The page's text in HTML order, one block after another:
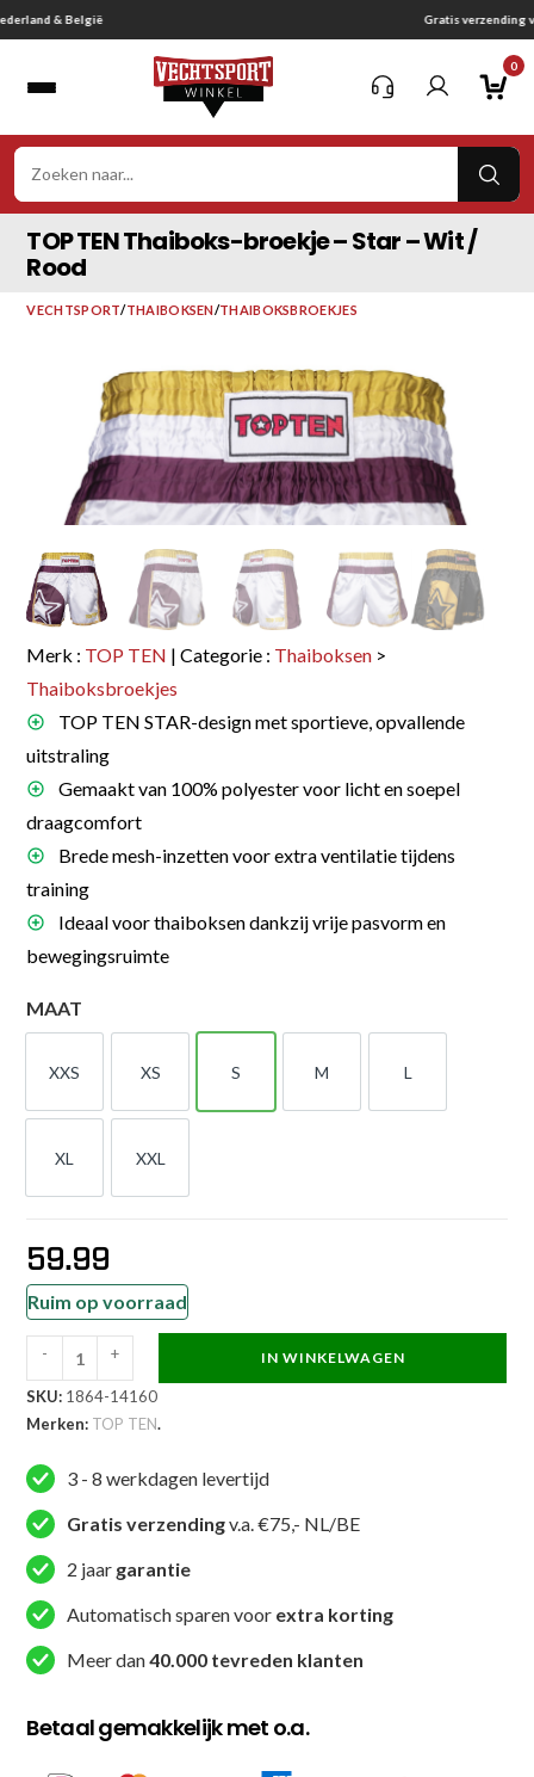
Ga
naar
0
TOP TEN Thaiboks-broekje – Star – Wit /
Rood
VECHTSPORT/THAIBOKSEN/THAIBOKSBROEKJES
Merk : TOP TEN | Categorie : Thaiboksen >
Thaiboksbroekjes
TOP TEN STAR-design met sportieve, opvallende
uitstraling
Gemaakt van 100% polyester voor licht en soepel
draagcomfort
Brede mesh-inzetten voor extra ventilatie tijdens
training
Ideaal voor thaiboksen dankzij vrije pasvorm en
bewegingsruimte
MAAT
XXS
XXS
XS
XS
S
S
M
M
L
L
XL
XL
XXL
XXL
59.99
Ruim op voorraad
TEN
Thaiboks-
broekje
-
Star
Wit
/
aantal
- + IN WINKELWAGEN
SKU: 1864-14160
Merken: TOP TEN.
3 - 8 werkdagen levertijd
Gratis verzendingv.a. €75,- NL/BE
2 jaar garantie
Automatisch sparen voor extra korting
Meer dan40.000 tevreden klanten
Betaal gemakkelijk met o.a.